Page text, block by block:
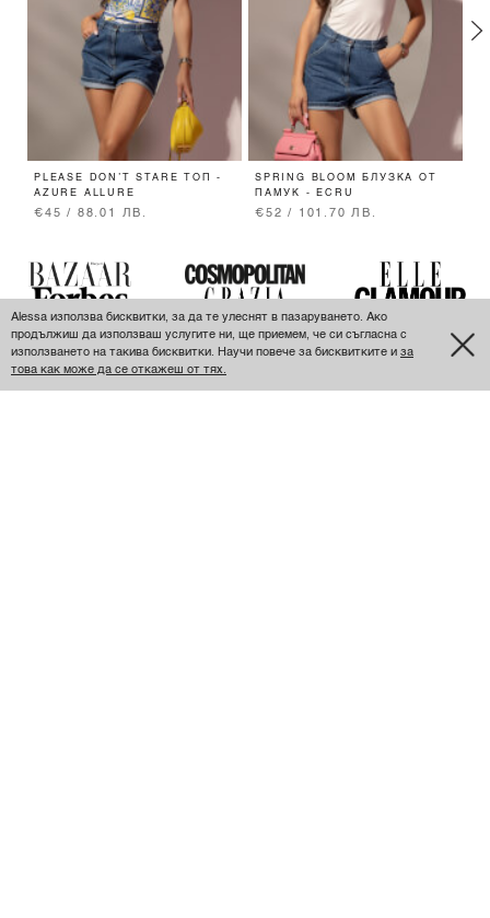
PLEASE DON’T STARE ТОП -
AZURE ALLURE
€45 / 88.01 ЛВ.
SPRING BLOOM БЛУЗКА ОТ
ПАМУК - ECRU
€52 / 101.70 ЛВ.
ПОСЛЕДНО РАЗГЛЕДАНИ
Alessa използва бисквитки, за да те улеснят в пазаруването. Ако
продължиш да използваш услугите ни, ще приемем, че си съгласна с
използването на такива бисквитки. Научи повече за бисквитките и за
това как може да се откажеш от тях.